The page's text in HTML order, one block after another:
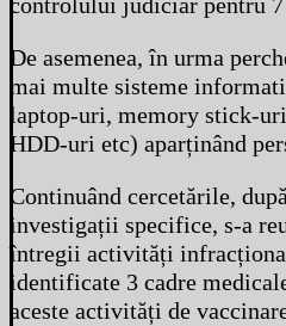
controlului judiciar pentru 7
De asemenea, în urma
mai multe sisteme
laptop-uri, memory stick-
HDD-uri etc) aparținând
Continuând cercetările,
investigații specifice, s-a
întregii activități
identificate 3 cadre
aceste activități de